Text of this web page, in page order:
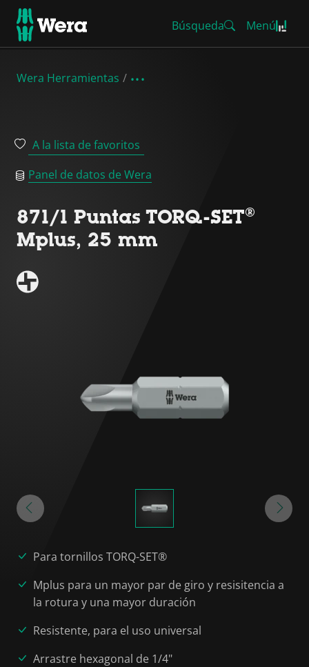
Búsqueda Menú
Wera Herramientas
A la lista de favoritos
Panel de datos de Wera
871/1 Puntas TORQ-SET®
Mplus, 25 mm
Para tornillos TORQ-SET®
Mplus para un mayor par de giro y resisitencia a
la rotura y una mayor duración
Resistente, para el uso universal
Arrastre hexagonal de 1/4"